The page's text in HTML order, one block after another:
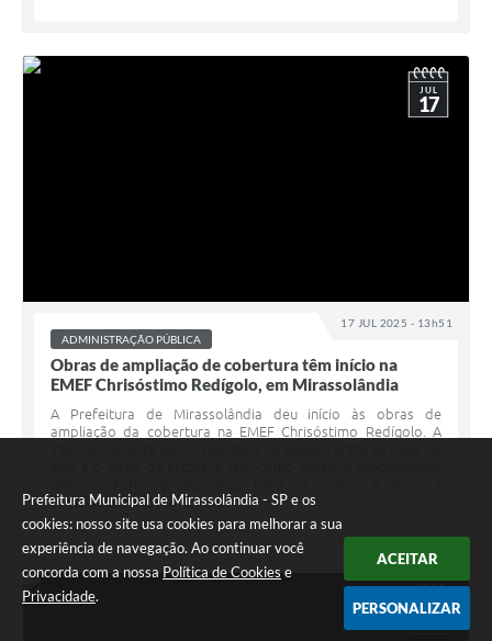
Prefeitura Municipal de Mirassolândia - SP e os
cookies: nosso site usa cookies para melhorar a sua
experiência de navegação. Ao continuar você
concorda com a nossa Política de Cookies e
Privacidade.
ACEITAR
PERSONALIZAR
17 JUL 2025 - 13h51
JUL
17
ADMINISTRAÇÃO PÚBLICA
Obras de ampliação de cobertura têm início na
EMEF Chrisóstimo Redígolo, em Mirassolândia
A Prefeitura de Mirassolândia deu início às obras de
ampliação da cobertura na EMEF Chrisóstimo Redígolo. A
comunidade escolar. Com a...
JUN
16